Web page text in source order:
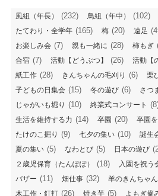
風組（年長） (232) 鳥組（年中） (102)
たてわり・全学年 (165) 梅 (20) 遠足
お楽しみ会 (7) 親も一緒に (28) 柿もぎ
合宿 (7) 活動【どうぶつ】 (26) 活動【
紙工作 (28) きんちゃんの毛刈り (6) 栗
子どもの日集会 (15) 冬の遊び (6) さつ
じゃがいも堀り (10) 終業式コンサート
生活を維持する力 (14) 卒園 (20) 卒園
たけのこ掘り (9) 七夕の集い (10) 誕生
夏の集い (5) なわとび (5) 日本の遊び
２歳児保育（たんぽぽ） (18) 入園を祝う
バザー (11) 畑仕事 (32) 羊のきんちゃん
木工作・釘打 (26) 焼き芋 (5) よもぎ摘